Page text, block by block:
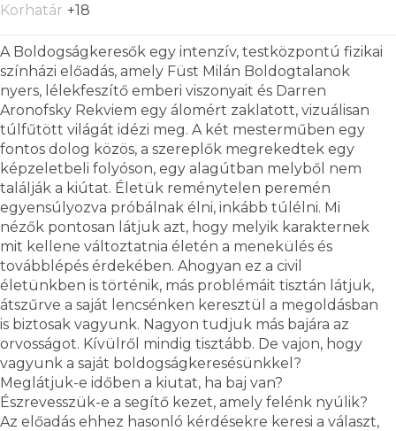
Korhatár +18
A Boldogságkeresők egy intenzív, testközpontú fizikai
színházi előadás, amely Füst Milán Boldogtalanok
nyers, lélekfeszítő emberi viszonyait és Darren
Aronofsky Rekviem egy álomért zaklatott, vizuálisan
túlfűtött világát idézi meg. A két mesterműben egy
fontos dolog közös, a szereplők megrekedtek egy
képzeletbeli folyóson, egy alagútban melyből nem
találják a kiútat. Életük reménytelen peremén
egyensúlyozva próbálnak élni, inkább túlélni. Mi
nézők pontosan látjuk azt, hogy melyik karakternek
mit kellene változtatnia életén a menekülés és
továbblépés érdekében. Ahogyan ez a civil
életünkben is történik, más problémáit tisztán látjuk,
átszűrve a saját lencsénken keresztül a megoldásban
is biztosak vagyunk. Nagyon tudjuk más bajára az
orvosságot. Kívülről mindig tisztább. De vajon, hogy
vagyunk a saját boldogságkeresésünkkel?
Meglátjuk-e időben a kiutat, ha baj van?
Észrevesszük-e a segítő kezet, amely felénk nyúlik?
Az előadás ehhez hasonló kérdésekre keresi a választ,